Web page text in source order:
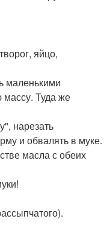
яйцо,
маленькими
Туда же
нарезать
и обвалять в муке.
масла с обеих